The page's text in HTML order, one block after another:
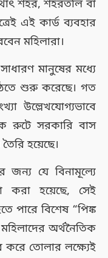
শহর, শহরতলি বা
এই কার্ড ব্যবহার
মহিলারা।
মানুষের মধ্যে
শুরু করেছে। গত
উল্লেখযোগ্যভাবে
রুটে সরকারি বাস
হয়েছে।
জন্য যে বিনামূল্যে
করা হয়েছে, সেই
পারে বিশেষ “পিঙ্ক
মহিলাদের অর্থনৈতিক
করে তোলার লক্ষ্যেই